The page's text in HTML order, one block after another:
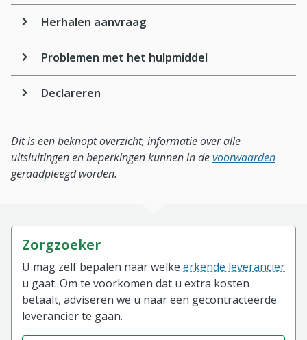
Herhalen aanvraag
Problemen met het hulpmiddel
Declareren
Dit is een beknopt overzicht, informatie over alle
uitsluitingen en beperkingen kunnen in devoorwaarden
geraadpleegd worden.
Zorgzoeker
U mag zelf bepalen naar welke erkende leverancier
u gaat. Om te voorkomen dat u extra kosten
betaalt, adviseren we u naar een gecontracteerde
leverancier te gaan.